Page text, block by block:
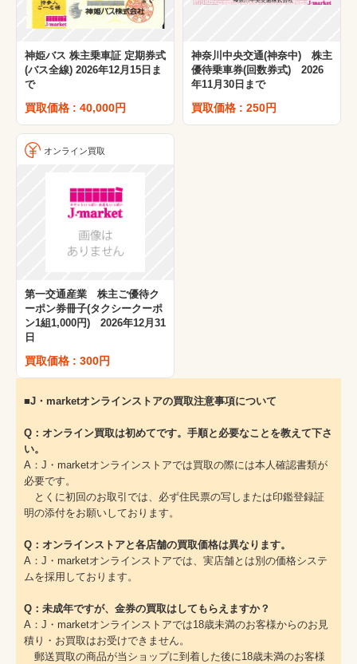
神姫バス 株主乗車証 定期券式
(バス全線) 2026年12月15日ま
で
買取価格 : 40,000円
神奈川中央交通(神奈中) 株主
優待乗車券(回数券式) 2026
年11月30日まで
買取価格 : 250円
オンライン買取
第一交通産業 株主ご優待ク
ーポン券冊子(タクシークーポ
ン1組1,000円) 2026年12月31
日
買取価格 : 300円
■J・marketオンラインストアの買取注意事項について
Q：オンライン買取は初めてです。手順と必要なことを教えて下さ
い。
A：J・marketオンラインストアでは買取の際には本人確認書類が
必要です。
とくに初回のお取引では、必ず住民票の写しまたは印鑑登録証
明の添付をお願いしております。
Q：オンラインストアと各店舗の買取価格は異なります。
A：J・marketオンラインストアでは、実店舗とは別の価格システ
ムを採用しております。
Q：未成年ですが、金券の買取はしてもらえますか？
A：J・marketオンラインストアでは18歳未満のお客様からのお見
積り・お買取はお受けできません。
郵送買取の商品が当ショップに到着した後に18歳未満のお客様